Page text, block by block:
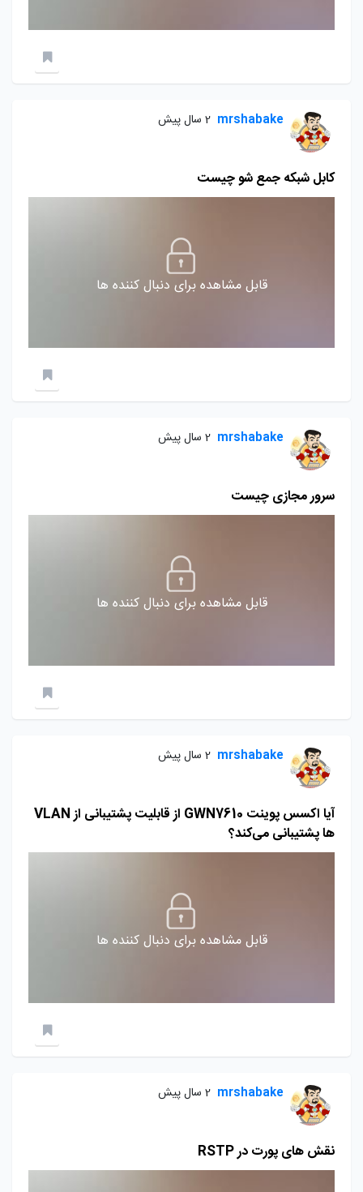
mrshabake 2 سال پیش
کابل شبکه جمع شو چیست
قابل مشاهده برای دنبال کننده ها
mrshabake 2 سال پیش
سرور مجازی چیست
قابل مشاهده برای دنبال کننده ها
mrshabake 2 سال پیش
آیا اکسس پوینت GWN7610 از قابلیت پشتیبانی از VLAN
ها پشتیبانی می‌کند؟
قابل مشاهده برای دنبال کننده ها
mrshabake 2 سال پیش
نقش های پورت در RSTP